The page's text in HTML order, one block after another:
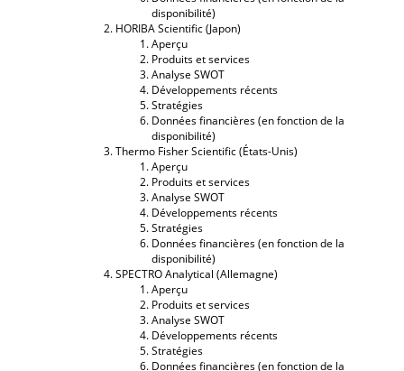
disponibilité)
HORIBA Scientific (Japon)
Aperçu
Produits et services
Analyse SWOT
Développements récents
Stratégies
Données financières (en fonction de la
disponibilité)
Thermo Fisher Scientific (États-Unis)
Aperçu
Produits et services
Analyse SWOT
Développements récents
Stratégies
Données financières (en fonction de la
disponibilité)
SPECTRO Analytical (Allemagne)
Aperçu
Produits et services
Analyse SWOT
Développements récents
Stratégies
Données financières (en fonction de la